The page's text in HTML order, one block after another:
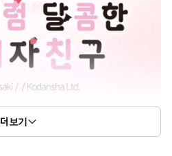
더보기